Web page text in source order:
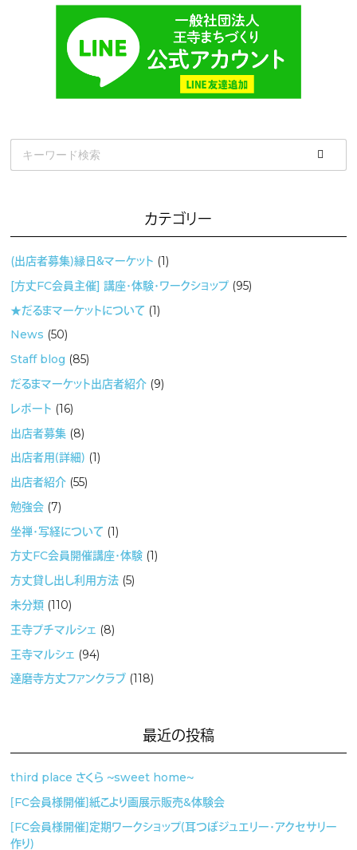
カテゴリー
(出店者募集）縁日＆マーケット (1)
[方丈FC会員主催] 講座・体験・ワークショップ(95)
★だるまマーケットについて (1)
News (50)
Staff blog (85)
だるまマーケット出店者紹介 (9)
レポート (16)
出店者募集 (8)
出店者用（詳細） (1)
出店者紹介 (55)
勉強会 (7)
坐禅・写経について (1)
方丈FC会員開催講座・体験 (1)
方丈貸し出し利用方法 (5)
未分類 (110)
王寺プチマルシェ (8)
王寺マルシェ (94)
達磨寺方丈ファンクラブ (118)
最近の投稿
third place さくら 〜sweet home〜
［FC会員様開催］紙こより画展示販売&体験会
［FC会員様開催］定期ワークショップ（耳つぼジュエリー・アクセサリー
作り）